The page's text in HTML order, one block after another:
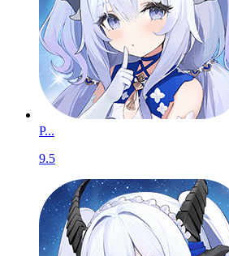
P...
9.5